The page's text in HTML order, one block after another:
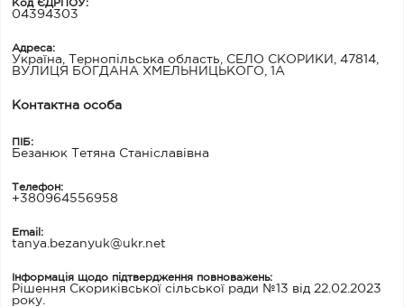
Код ЄДРПОУ:
04394303
Адреса:
Україна, Тернопільська область, СЕЛО СКОРИКИ, 47814,
ВУЛИЦЯ БОГДАНА ХМЕЛЬНИЦЬКОГО, 1А
Контактна особа
ПІБ:
Безанюк Тетяна Станіславівна
Телефон:
+380964556958
Email:
tanya.bezanyuk@ukr.net
Інформація щодо підтвердження повноважень:
Рішення Скориківської сільської ради №13 від 22.02.2023
року.